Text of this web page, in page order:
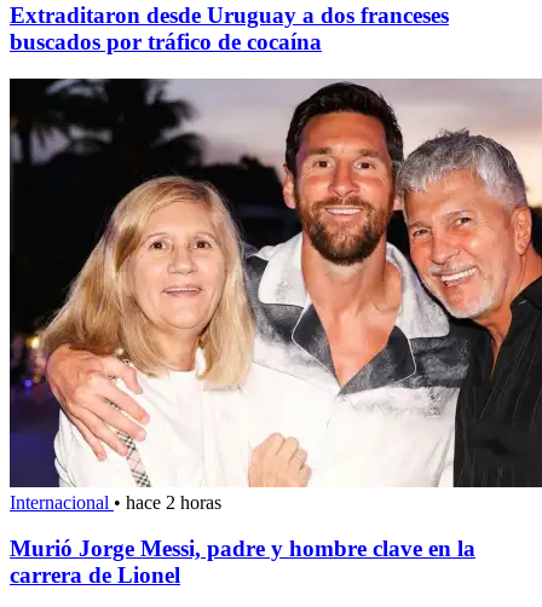
Extraditaron desde Uruguay a dos franceses
buscados por tráfico de cocaína
Internacional • hace 2 horas
Murió Jorge Messi, padre y hombre clave en la
carrera de Lionel